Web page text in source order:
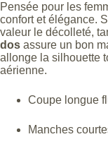
Pensée pour les
confort et élégance.
valeur le décolleté,
dos assure un bon
allonge la silhouette
aérienne.
Coupe longue
Manches